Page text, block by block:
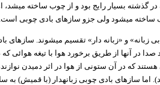
در گذشته بسیار رایج بود و از چوب ساخته
ساخته میشود ولی جزو سازهای بادی چوبی است.
زبانه» و «زبانه دار» تقسیم میشوند. سازهای
در آنها از طریق برخورد هوا با تیغه هوائی
که در آن ستونی از هوا در اثر دمیدن
اما سازهای بادی چوبی زبانهدار (با قمیش) به